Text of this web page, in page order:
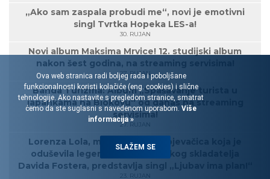
„Ako sam zaspala probudi me“, novi je emotivni
singl Tvrtka Hopeka LES-a!
30. RUJAN
Novi album Maksima Mrvice! 12. studijski album
nakon šest godina, na streaming servisima!
27. RUJAN
Banda Turizma: Album „Spašavanje turista u
japankama na Biokovu“ od danas na streaming
servisima!
27. RUJAN
Lorenza Lola, mlada rovinjska pjevačica koja je
oduševila legendarnog američkog skladatelja
Davida Fostera, predstavlja singl „Ljubav ima plan!“
23. RUJAN
Ova web stranica radi boljeg rada i poboljšane
funkcionalnosti koristi kolačiće (eng. cookies) i slične
tehnologije. Ako nastavite s pregledom stranice, smatrat
ćemo da ste suglasni s navedenom uporabom. Više
informacija »
SLAŽEM SE